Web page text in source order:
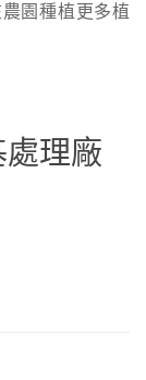
園種植更多植
理廠